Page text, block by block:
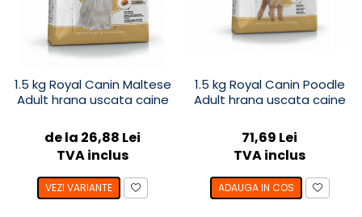
1.5 kg Royal Canin Maltese
Adult hrana uscata caine
de la 26,88 Lei
TVA inclus
VEZI VARIANTE
1.5 kg Royal Canin Poodle
Adult hrana uscata caine
71,69 Lei
TVA inclus
ADAUGA IN COS